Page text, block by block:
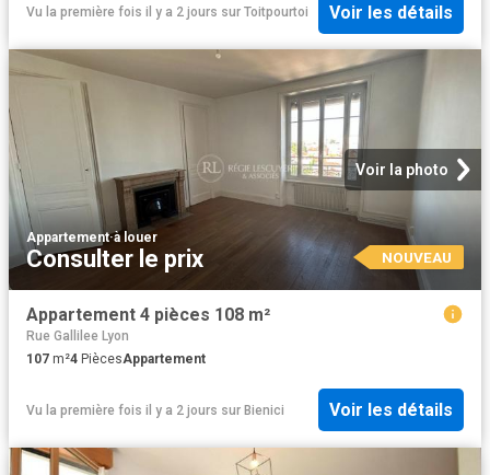
Vu la première fois il y a 2 jours sur Toitpourtoi Voir les détails
Voir la photo
Appartement·à louer
Consulter le prix NOUVEAU
Appartement 4 pièces 108 m²
Rue Gallilee Lyon
107 m²4 PiècesAppartement
Vu la première fois il y a 2 jours sur Bienici Voir les détails